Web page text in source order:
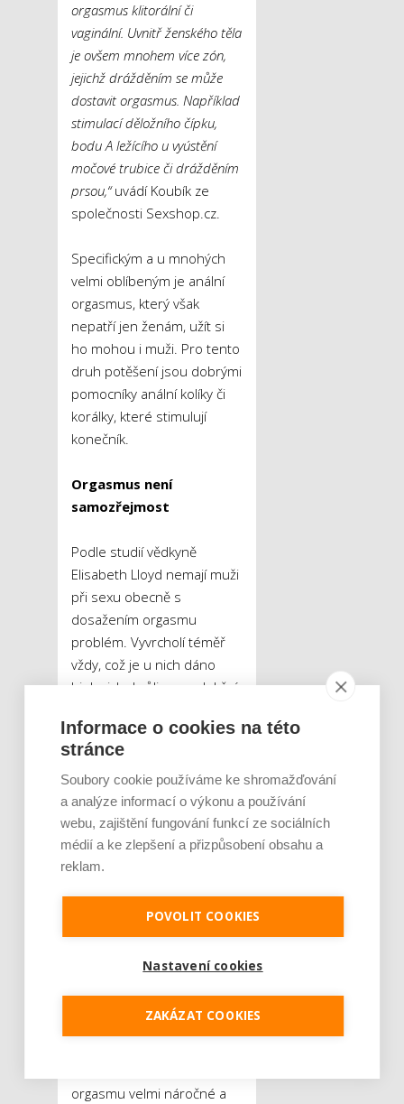
orgasmus klitorální či
vaginální. Uvnitř ženského těla
je ovšem mnohem více zón,
jejichž drážděním se může
dostavit orgasmus. Například
stimulací děložního čípku,
bodu A ležícího u vyústění
močové trubice či drážděním
prsou,“uvádí Koubík ze
společnosti Sexshop.cz.
Specifickým a u mnohých
velmi oblíbeným je anální
orgasmus, který však
nepatří jen ženám, užít si
ho mohou i muži. Pro tento
druh potěšení jsou dobrými
pomocníky anální kolíky či
korálky, které stimulují
konečník.
Orgasmus není
samozřejmost
Podle studií vědkyně
Elisabeth Lloyd nemají muži
při sexu obecně s
dosažením orgasmu
problém. Vyvrcholí téměř
vždy, což je u nich dáno
biologicky kvůli reprodukční
ženy vrcholu dosahují při
pohlavním styku méně. Asi
25 procent dotázaných
uvedlo, že jej dosáhne
vždy, přibližně třetina pak
málokdy či nikdy. Většina
žen zažije orgasmus při
případů. K vyvrcholení si
proto dopomáhají orálním
uspokojováním, ruční
s erotickými pomůckami.
orgasmu velmi náročné a
Informace o cookies na této
stránce
Soubory cookie používáme ke shromažďování
a analýze informací o výkonu a používání
webu, zajištění fungování funkcí ze sociálních
médií a ke zlepšení a přizpůsobení obsahu a
reklam.
POVOLIT COOKIES
Nastavení cookies
ZAKÁZAT COOKIES